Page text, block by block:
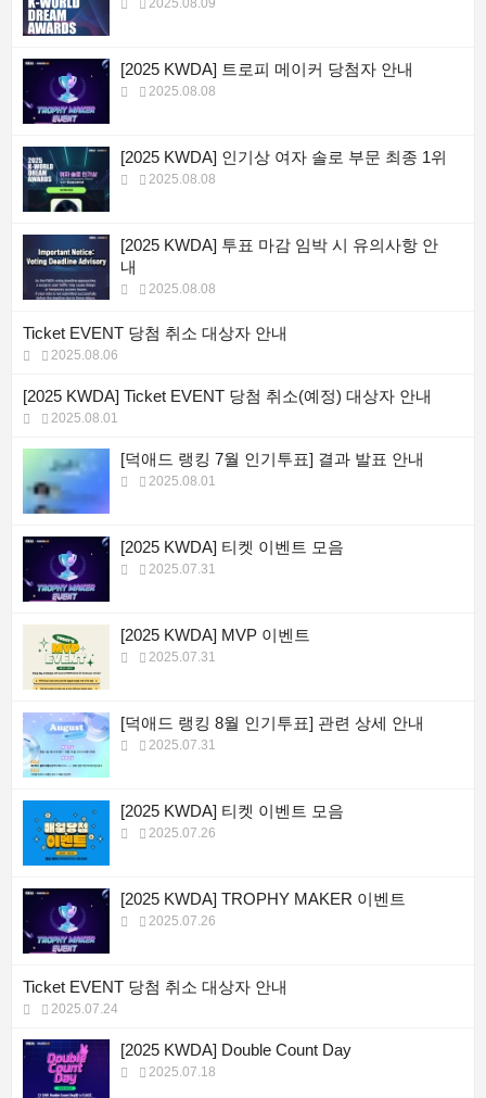
2025.08.09
[2025 KWDA] 트로피 메이커 당첨자 안내
2025.08.08
[2025 KWDA] 인기상 여자 솔로 부문 최종 1위
2025.08.08
[2025 KWDA] 투표 마감 임박 시 유의사항 안
내
2025.08.08
Ticket EVENT 당첨 취소 대상자 안내
2025.08.06
[2025 KWDA] Ticket EVENT 당첨 취소(예정) 대상자 안내
2025.08.01
[덕애드 랭킹 7월 인기투표] 결과 발표 안내
2025.08.01
[2025 KWDA] 티켓 이벤트 모음
2025.07.31
[2025 KWDA] MVP 이벤트
2025.07.31
[덕애드 랭킹 8월 인기투표] 관련 상세 안내
2025.07.31
[2025 KWDA] 티켓 이벤트 모음
2025.07.26
[2025 KWDA] TROPHY MAKER 이벤트
2025.07.26
Ticket EVENT 당첨 취소 대상자 안내
2025.07.24
[2025 KWDA] Double Count Day
2025.07.18